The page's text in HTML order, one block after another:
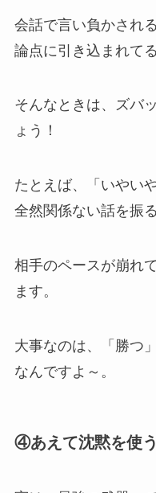
会話で言い負かされ
論点に引き込まれて
そんなときは、ズバ
ょう！
たとえば、「いやい
全然関係ない話を振
相手のペースが崩れ
ます。
大事なのは、「勝つ
なんですよ～。
④あえて沈黙を使う